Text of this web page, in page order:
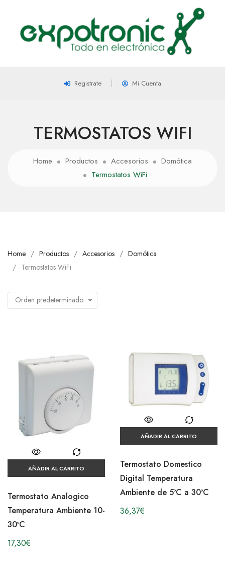
Registrate Mi Cuenta
TERMOSTATOS WIFI
Home Productos Accesorios
Domótica
Termostatos WiFi
Home Productos Accesorios
Domótica
Termostatos WiFi
Orden predeterminado
AÑADIR AL CARRITO
Termostato Analogico
Temperatura Ambiente 10-
30ºC
17,30€
AÑADIR AL CARRITO
Termostato Domestico
Digital Temperatura
Ambiente de 5ºC a 30ºC
36,37€